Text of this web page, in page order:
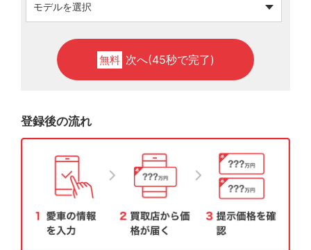
無料 次へ(45秒で完了)
登録後の流れ